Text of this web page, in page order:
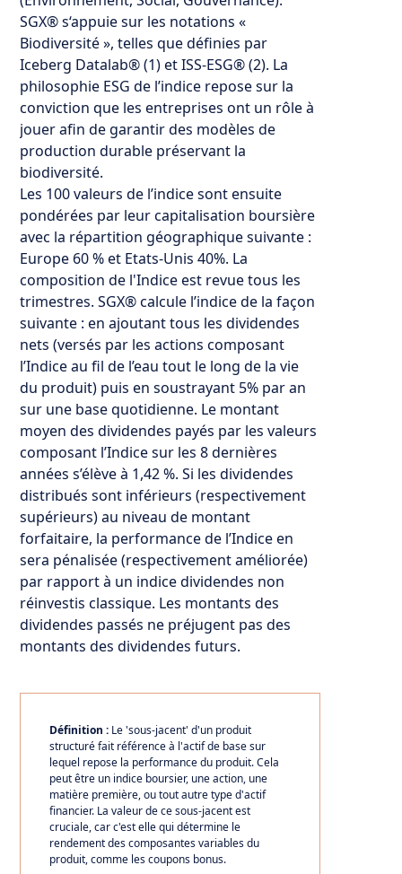
SGX® s‘appuie sur les notations «
Biodiversité », telles que définies par
Iceberg Datalab® (1) et ISS-ESG® (2). La
philosophie ESG de l’indice repose sur la
conviction que les entreprises ont un rôle à
jouer afin de garantir des modèles de
production durable préservant la
biodiversité.
Les 100 valeurs de l’indice sont ensuite
pondérées par leur capitalisation boursière
avec la répartition géographique suivante :
Europe 60 % et Etats-Unis 40%. La
composition de l'Indice est revue tous les
trimestres. SGX® calcule l’indice de la façon
suivante : en ajoutant tous les dividendes
nets (versés par les actions composant
l’Indice au fil de l’eau tout le long de la vie
du produit) puis en soustrayant 5% par an
sur une base quotidienne. Le montant
moyen des dividendes payés par les valeurs
composant l’Indice sur les 8 dernières
années s’élève à 1,42 %. Si les dividendes
distribués sont inférieurs (respectivement
supérieurs) au niveau de montant
forfaitaire, la performance de l’Indice en
sera pénalisée (respectivement améliorée)
par rapport à un indice dividendes non
réinvestis classique. Les montants des
dividendes passés ne préjugent pas des
montants des dividendes futurs.
Définition : Le 'sous-jacent' d'un produit
structuré fait référence à l'actif de base sur
lequel repose la performance du produit. Cela
peut être un indice boursier, une action, une
matière première, ou tout autre type d'actif
financier. La valeur de ce sous-jacent est
cruciale, car c'est elle qui détermine le
rendement des composantes variables du
produit, comme les coupons bonus.